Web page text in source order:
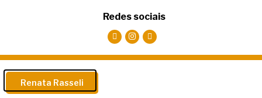
Redes sociais
Renata Rasseli